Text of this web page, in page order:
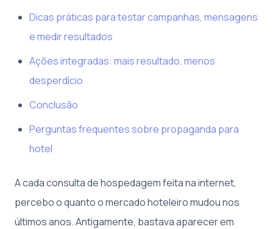
Dicas práticas para testar campanhas, mensagens
e medir resultados
Ações integradas: mais resultado, menos
desperdício
Conclusão
Perguntas frequentes sobre propaganda para
hotel
A cada consulta de hospedagem feita na internet,
percebo o quanto o mercado hoteleiro mudou nos
últimos anos. Antigamente, bastava aparecer em